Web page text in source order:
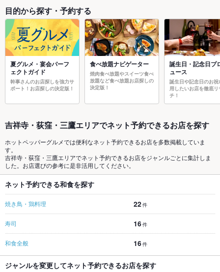
目的から探す・予約する
夏グルメ・宴会パーフ
ェクトガイド
幹事さんのお店探しを強力サ
ポート！お店探しの決定版！
食べ放題ナビゲーター
焼肉食べ放題やスイーツ食べ
放題など食べ放題お店探しの
決定版！
誕生日・記念日プ
ュース
誕生日や記念日のお祝
用したいお店を徹底リ
チ！
吉祥寺・荻窪・三鷹エリアでネット予約できるお店を探す
ホットペッパーグルメでは便利なネット予約できるお店を多数掲載していま
す。
吉祥寺・荻窪・三鷹エリアでネット予約できるお店をジャンルごとに集計しま
した。お店選びの参考に是非活用してください。
ネット予約できる和食を探す
焼き鳥・鶏料理 22件
寿司 16件
和食全般 16件
ジャンルを変更してネット予約できるお店を探す